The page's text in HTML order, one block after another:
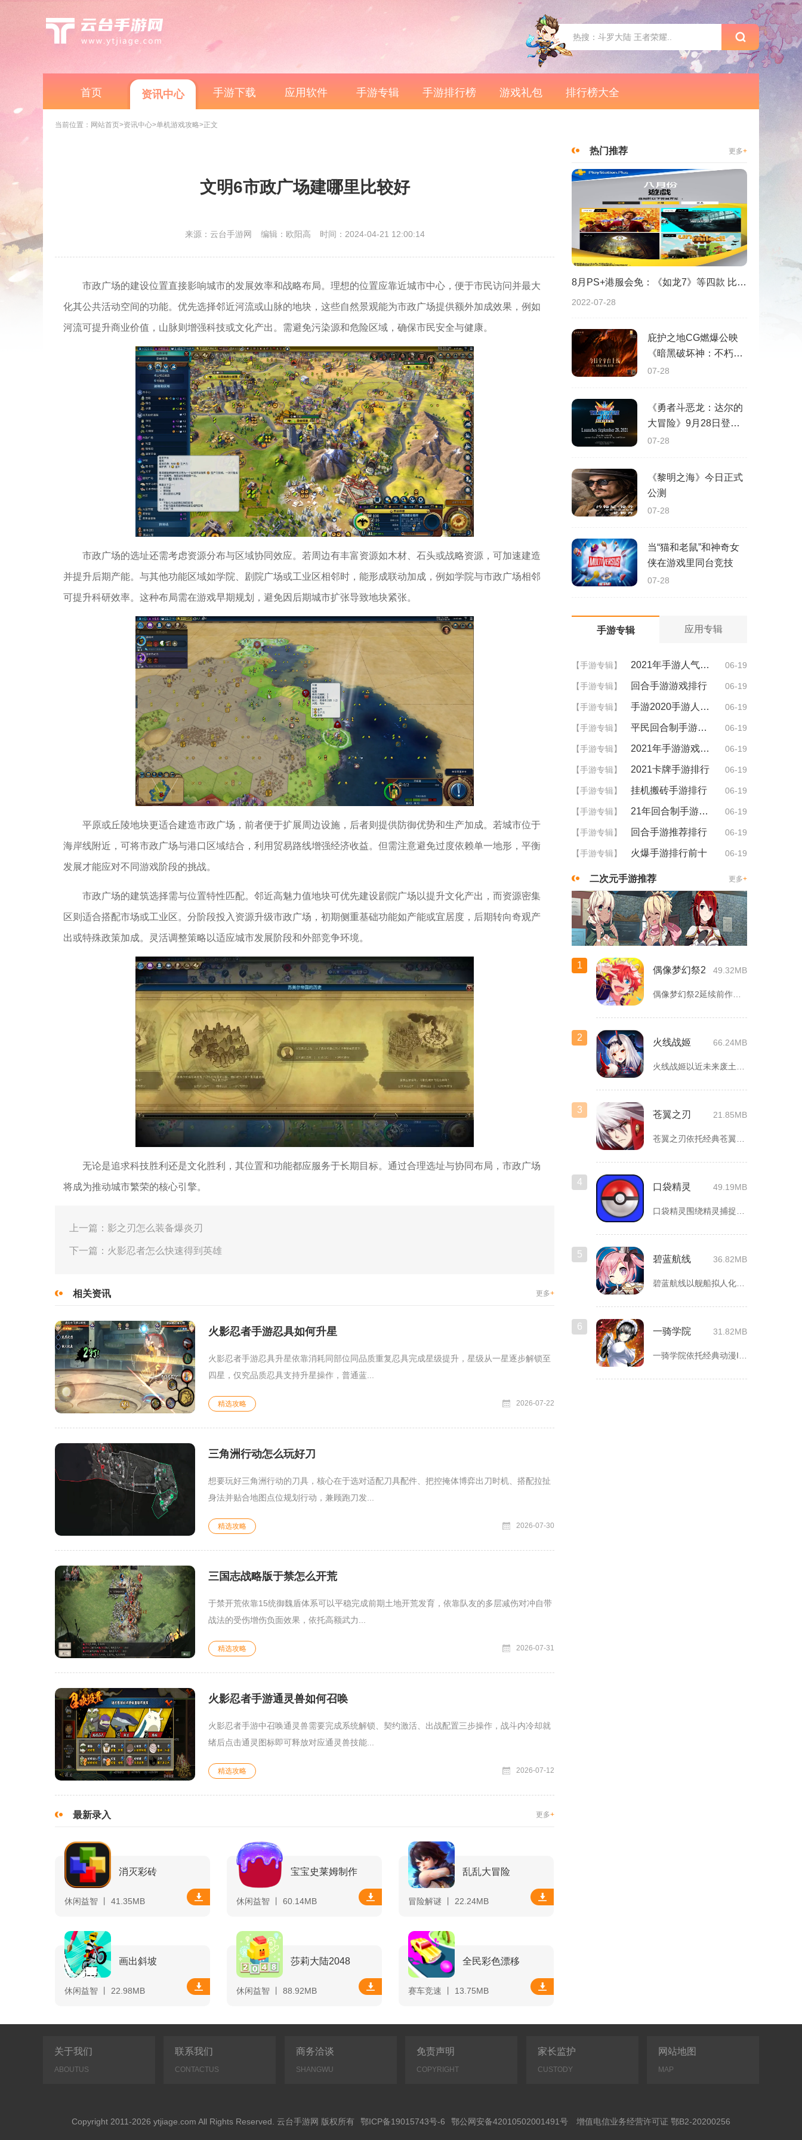
首页 资讯中心 手游下载 应用软件 手游专辑 手游排行榜 游戏礼包 排行榜大全
当前位置： 网站首页>资讯中心>单机游戏攻略>正文
文明6市政广场建哪里比较好
来源：云台手游网 编辑：欧阳高 时间：2024-04-21 12:00:14
市政广场的建设位置直接影响城市的发展效率和战略布局。理想的位置应靠近城市中心，便于市民访问并最大
化其公共活动空间的功能。优先选择邻近河流或山脉的地块，这些自然景观能为市政广场提供额外加成效果，例如
河流可提升商业价值，山脉则增强科技或文化产出。需避免污染源和危险区域，确保市民安全与健康。
市政广场的选址还需考虑资源分布与区域协同效应。若周边有丰富资源如木材、石头或战略资源，可加速建造
并提升后期产能。与其他功能区域如学院、剧院广场或工业区相邻时，能形成联动加成，例如学院与市政广场相邻
可提升科研效率。这种布局需在游戏早期规划，避免因后期城市扩张导致地块紧张。
平原或丘陵地块更适合建造市政广场，前者便于扩展周边设施，后者则提供防御优势和生产加成。若城市位于
海岸线附近，可将市政广场与港口区域结合，利用贸易路线增强经济收益。但需注意避免过度依赖单一地形，平衡
发展才能应对不同游戏阶段的挑战。
市政广场的建筑选择需与位置特性匹配。邻近高魅力值地块可优先建设剧院广场以提升文化产出，而资源密集
区则适合搭配市场或工业区。分阶段投入资源升级市政广场，初期侧重基础功能如产能或宜居度，后期转向奇观产
出或特殊政策加成。灵活调整策略以适应城市发展阶段和外部竞争环境。
无论是追求科技胜利还是文化胜利，其位置和功能都应服务于长期目标。通过合理选址与协同布局，市政广场
将成为推动城市繁荣的核心引擎。
上一篇：影之刃怎么装备爆炎刃
下一篇：火影忍者怎么快速得到英雄
相关资讯 更多+
火影忍者手游忍具如何升星
火影忍者手游忍具升星依靠消耗同部位同品质重复忍具完成星级提升，星级从一星逐步解锁至
四星，仅究品质忍具支持升星操作，普通蓝...
精选攻略 2026-07-22
三角洲行动怎么玩好刀
想要玩好三角洲行动的刀具，核心在于选对适配刀具配件、把控掩体博弈出刀时机、搭配拉扯
身法并贴合地图点位规划行动，兼顾跑刀发...
精选攻略 2026-07-30
三国志战略版于禁怎么开荒
于禁开荒依靠15统御魏盾体系可以平稳完成前期土地开荒发育，依靠队友的多层减伤对冲自带
战法的受伤增伤负面效果，依托高额武力...
精选攻略 2026-07-31
火影忍者手游通灵兽如何召唤
火影忍者手游中召唤通灵兽需要完成系统解锁、契约激活、出战配置三步操作，战斗内冷却就
绪后点击通灵图标即可释放对应通灵兽技能...
精选攻略 2026-07-12
最新录入 更多+
消灭彩砖
休闲益智 丨 41.35MB
宝宝史莱姆制作
休闲益智 丨 60.14MB
乱乱大冒险
冒险解谜 丨 22.24MB
画出斜坡
休闲益智 丨 22.98MB
莎莉大陆2048
休闲益智 丨 88.92MB
全民彩色漂移
赛车竞速 丨 13.75MB
热门推荐 更多+
8月PS+港服会免：《如龙7》等四款 比欧美服多一款
2022-07-28
庇护之地CG燃爆公映
《暗黑破坏神：不朽》
今日全平台上线
07-28
《勇者斗恶龙：达尔的
大冒险》9月28日登陆
苹果谷歌应用商店
07-28
《黎明之海》今日正式
公测
07-28
当“猫和老鼠”和神奇女
侠在游戏里同台竞技
07-28
手游专辑 应用专辑
【手游专辑】 2021年手游人气排行 06-19
【手游专辑】 回合手游游戏排行 06-19
【手游专辑】 手游2020手游人气排行 06-19
【手游专辑】 平民回合制手游排行 06-19
【手游专辑】 2021年手游游戏排行 06-19
【手游专辑】 2021卡牌手游排行 06-19
【手游专辑】 挂机搬砖手游排行 06-19
【手游专辑】 21年回合制手游排行 06-19
【手游专辑】 回合手游推荐排行 06-19
【手游专辑】 火爆手游排行前十 06-19
二次元手游推荐 更多+
1 偶像梦幻祭2 49.32MB
2 火线战姬 66.24MB
3 苍翼之刃 21.85MB
4 口袋精灵 49.19MB
5 碧蓝航线 36.82MB
6 一骑学院 31.82MB
关于我们
ABOUTUS
联系我们
CONTACTUS
商务洽谈
SHANGWU
免责声明
COPYRIGHT
家长监护
CUSTODY
网站地图
MAP
Copyright 2011-2026 ytjiage.com All Rights Reserved. 云台手游网 版权所有 鄂ICP备19015743号-6 鄂公网安备42010502001491号 增值电信业务经营许可证 鄂B2-20200256